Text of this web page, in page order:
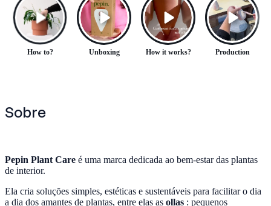
How to? Unboxing How it works? Production
Sobre
Pepin Plant Care é uma marca dedicada ao bem-estar das plantas
de interior.
Ela cria soluções simples, estéticas e sustentáveis para facilitar o dia
a dia dos amantes de plantas, entre elas as ollas : pequenos